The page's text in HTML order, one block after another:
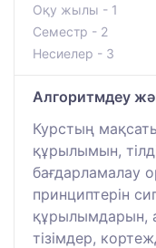
Оқу жылы - 1
Семестр - 2
Несиелер - 3
Алгоритмдеу
Курстың
құрылымын,
бағдарламалау
принциптерін
құрылымдарын,
тізімдер,